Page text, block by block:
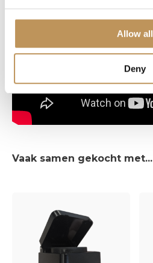
Allow all
Deny
Vaak samen gekocht met...